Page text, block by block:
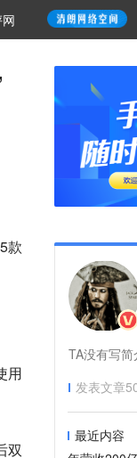
款
用
双
TA没有写
发表文章
最近内容